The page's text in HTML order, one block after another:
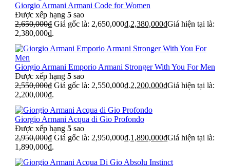
Giorgio Armani Armani Code for Women
Được xếp hạng 5 sao
2,650,000₫ Giá gốc là: 2,650,000₫.2,380,000₫Giá hiện tại là:
2,380,000₫.
Giorgio Armani Emporio Armani Stronger With You For Men
Được xếp hạng 5 sao
2,550,000₫ Giá gốc là: 2,550,000₫.2,200,000₫Giá hiện tại là:
2,200,000₫.
Giorgio Armani Acqua di Gio Profondo
Được xếp hạng 5 sao
2,950,000₫ Giá gốc là: 2,950,000₫.1,890,000₫Giá hiện tại là:
1,890,000₫.